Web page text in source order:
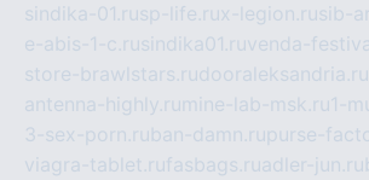
sindika-01.rusp-life.rux-legion.rusib-
e-abis-1-c.rusindika01.ruvenda-
store-brawlstars.rudooraleksandria.ru
antenna-highly.ru mine-lab-msk.ru1-
3-sex-porn.ruban-damn.rupurse-
viagra-tablet.rufasbags.ruadler-jun.ru